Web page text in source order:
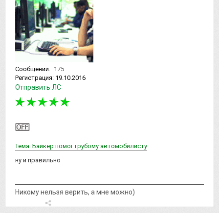
Сообщений: 175
Регистрация: 19.10.2016
Отправить ЛС
Тема: Байкер помог грубому автомобилисту
ну и правильно
Никому нельзя верить, а мне можно)